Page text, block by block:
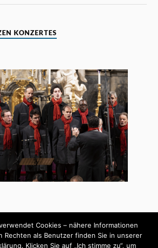
KONZERTES
Cookies – nähere Informationen
Rechten als Benutzer finden Sie in unserer
Klicken Sie auf „Ich stimme zu“, um